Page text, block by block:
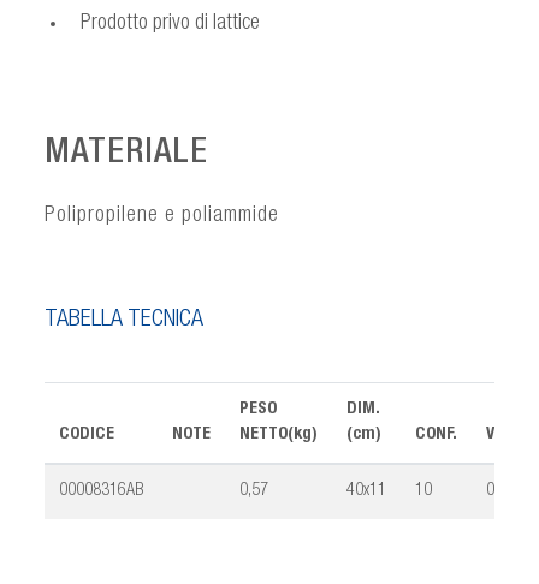
Prodotto privo di lattice
MATERIALE
Polipropilene e poliammide
TABELLA TECNICA
CODICE NOTE
PESO
NETTO(kg)
DIM.
(cm)
CONF.
00008316AB 0,57 40x11 10 0,024